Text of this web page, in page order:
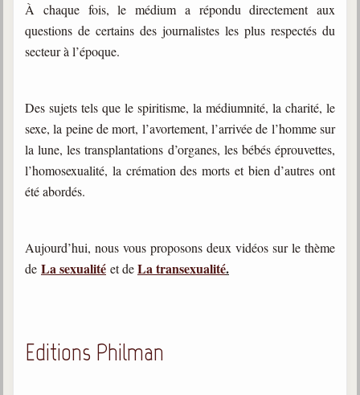
À chaque fois, le médium a répondu directement aux
questions de certains des journalistes les plus respectés du
secteur à l’époque.
Des sujets tels que le spiritisme, la médiumnité, la charité, le
sexe, la peine de mort, l’avortement, l’arrivée de l’homme sur
la lune, les transplantations d’organes, les bébés éprouvettes,
l’homosexualité, la crémation des morts et bien d’autres ont
été abordés.
Aujourd’hui, nous vous proposons deux vidéos sur le thème
de La sexualité et deLa transexualité.
Editions Philman